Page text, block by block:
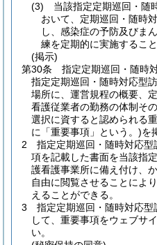
(3)
当該指定定期巡回・随
おいて、定期巡回・随時
し、感染症の予防及びま
練を定期的に実施すること
(掲示)
第30条
指定定期巡回・随時
指定定期巡回・随時対応型
場所に、運営規程の概要、
看護従業者の勤務の体制そ
選択に資すると認められる
に「重要事項」という。)を
2
指定定期巡回・随時対応
項を記載した書面を当該指
護看護事業所に備え付け、
自由に閲覧させることにより
えることができる。
3
指定定期巡回・随時対応型
して、重要事項をウェブサ
い。